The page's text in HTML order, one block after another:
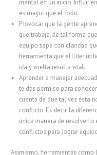
mental en un inicio. Influir
es mayor que el todo.
Provocar que la gente
que trabaja, de tal forma
equipo sepa con claridad
herramienta que el líder
ida y vuelta resulta vital.
Aprender a manejar
te das permiso para
cuenta de que tal vez ésta
conflicto. Es decir, la
única manera de resolverlo
conflictos para lograr
Asimismo, herramientas